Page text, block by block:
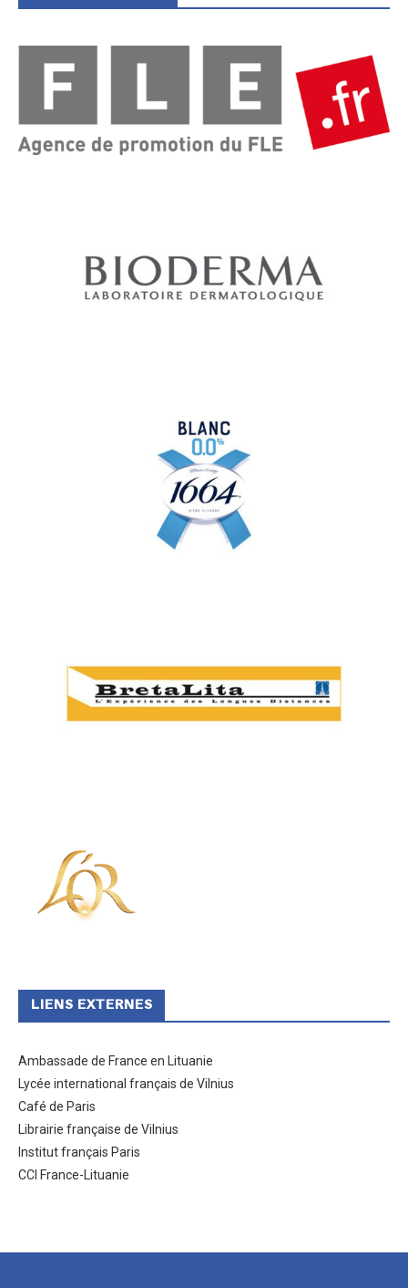
LIENS EXTERNES
Ambassade de France en Lituanie
Lycée international français de Vilnius
Café de Paris
Librairie française de Vilnius
Institut français Paris
CCI France-Lituanie